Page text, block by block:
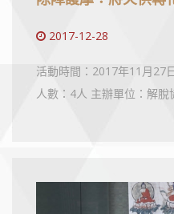
2017-12-28
活動時間：2017年11月27
人數：4人 主辦單位：解